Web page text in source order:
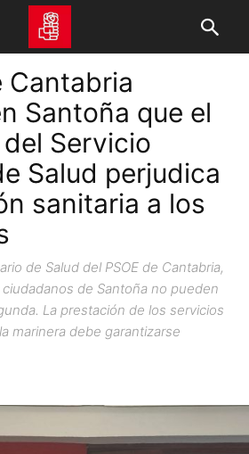
Cantabria
Santoña que el
del Servicio
Salud perjudica
sanitaria a los
de Salud del PSOE de Cantabria,
de Santoña no pueden
La prestación de los servicios
marinera debe garantizarse